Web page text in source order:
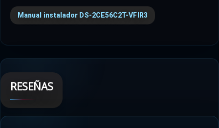
Manual instalador DS-2CE56C2T-VFIR3
RESEÑAS